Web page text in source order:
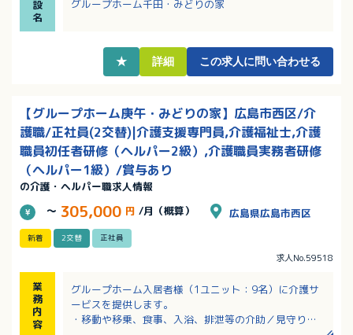
設
名
グループホーム千田・みどりの家
★ 詳細 この求人に問い合わせる
【グループホーム庚午・みどりの家】広島市西区/介
護職/正社員(2交替)|介護支援専門員,介護福祉士,介護
職員初任者研修（ヘルパー2級）,介護職員実務者研修
（ヘルパー1級）/賞与あり
の介護・ヘルパー職求人情報
～ 305,000 円 /月（概算） 広島県広島市西区
新着 2交替 正社員
求人No.59518
業
務
内
容
グループホーム入居者様（1ユニット：9名）に介護サ
ービスを提供します。
・移動や移乗、食事、入浴、排泄等の介助／見守り